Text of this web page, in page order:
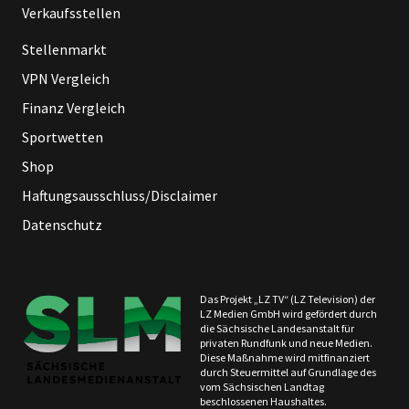
Verkaufsstellen
Stellenmarkt
VPN Vergleich
Finanz Vergleich
Sportwetten
Shop
Haftungsausschluss/Disclaimer
Datenschutz
Das Projekt „LZ TV“ (LZ Television) der
LZ Medien GmbH wird gefördert durch
die Sächsische Landesanstalt für
privaten Rundfunk und neue Medien.
Diese Maßnahme wird mitfinanziert
durch Steuermittel auf Grundlage des
vom Sächsischen Landtag
beschlossenen Haushaltes.